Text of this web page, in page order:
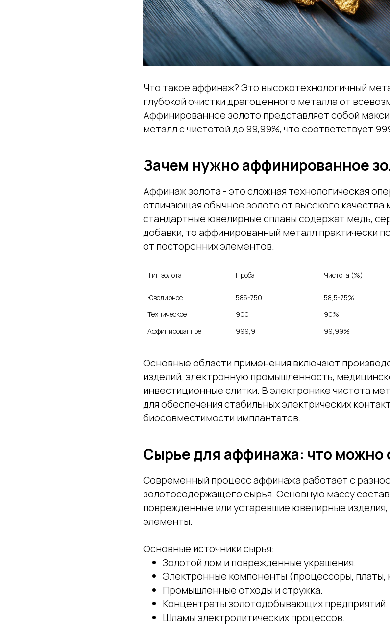
Что такое аффинаж? Это высокотехнологичный
глубокой очистки драгоценного металла от
Аффинированное золото представляет собой
металл с чистотой до 99,99%, что соответствует
Зачем нужно аффинированное
Аффинаж золота - это сложная технологическая
отличающая обычное золото от высокого качества
стандартные ювелирные сплавы содержат медь,
добавки, то аффинированный металл практически
от посторонних элементов.
Тип золота Проба Чистота (%)
Ювелирное 585-750 58,5-75%
Техническое
900 90%
Аффинированное
999,9 99,99%
Основные области применения включают
изделий, электронную промышленность,
инвестиционные слитки. В электронике чистота
для обеспечения стабильных электрических
биосовместимости имплантатов.
Сырье для аффинажа: что можно
Современный процесс аффинажа работает с
золотосодержащего сырья. Основную массу
поврежденные или устаревшие ювелирные
элементы.
Основные источники сырья:
Золотой лом и поврежденные украшения.
Электронные компоненты (процессоры, платы,
Промышленные отходы и стружка.
Концентраты золотодобывающих предприятий.
Шламы электролитических процессов.